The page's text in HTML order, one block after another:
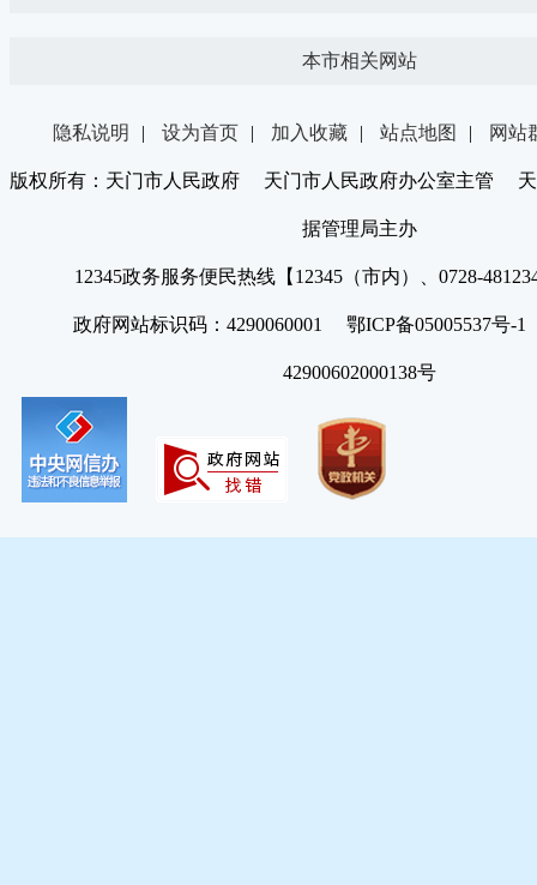
本市相关网站
隐私说明 | 设为首页 | 加入收藏 | 站点地图 | 网站
版权所有：天门市人民政府 天门市人民政府办公室主管 天
据管理局主办
12345政务服务便民热线【12345（市内）、0728-
政府网站标识码：4290060001 鄂ICP备05005537号
42900602000138号